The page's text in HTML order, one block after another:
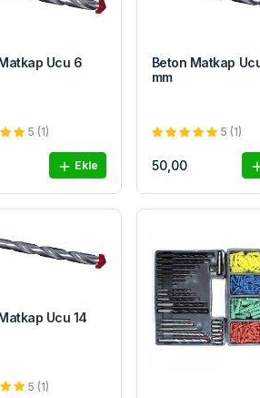
Ucu 6
5 (1)
Ekle
Beton Matkap
mm
5 (1)
50,00
Ucu 14
5 (1)